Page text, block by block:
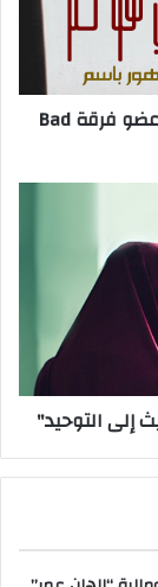
إسلام المطرب الأمريكي تشوسي هوكنز, عضو فرقة Bad
إلى التوحيد"